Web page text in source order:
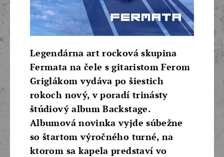
Legendárna art rocková skupina
Fermata na čele s gitaristom Ferom
Griglákom vydáva po šiestich
rokoch nový, v poradí trinásty
štúdiový album Backstage.
Albumová novinka vyjde súbežne
so štartom výročného turné, na
ktorom sa kapela predstaví vo